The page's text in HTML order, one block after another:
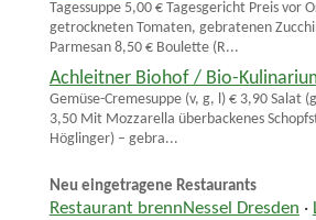
Tagessuppe 5,00 € Tagesgericht Preis vor
getrockneten Tomaten, gebratenen
Parmesan 8,50 € Boulette (R...
Achleitner Biohof / Bio-
Gemüse-Cremesuppe (v, g, l) € 3,90 Salat
3,50 Mit Mozzarella überbackenes
Höglinger) – gebra...
Neu eingetragene Restaurants
Restaurant brennNessel Dresden ·